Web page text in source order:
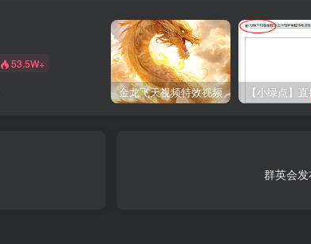
53.5W+
金龙飞天视频特效视频
群英会